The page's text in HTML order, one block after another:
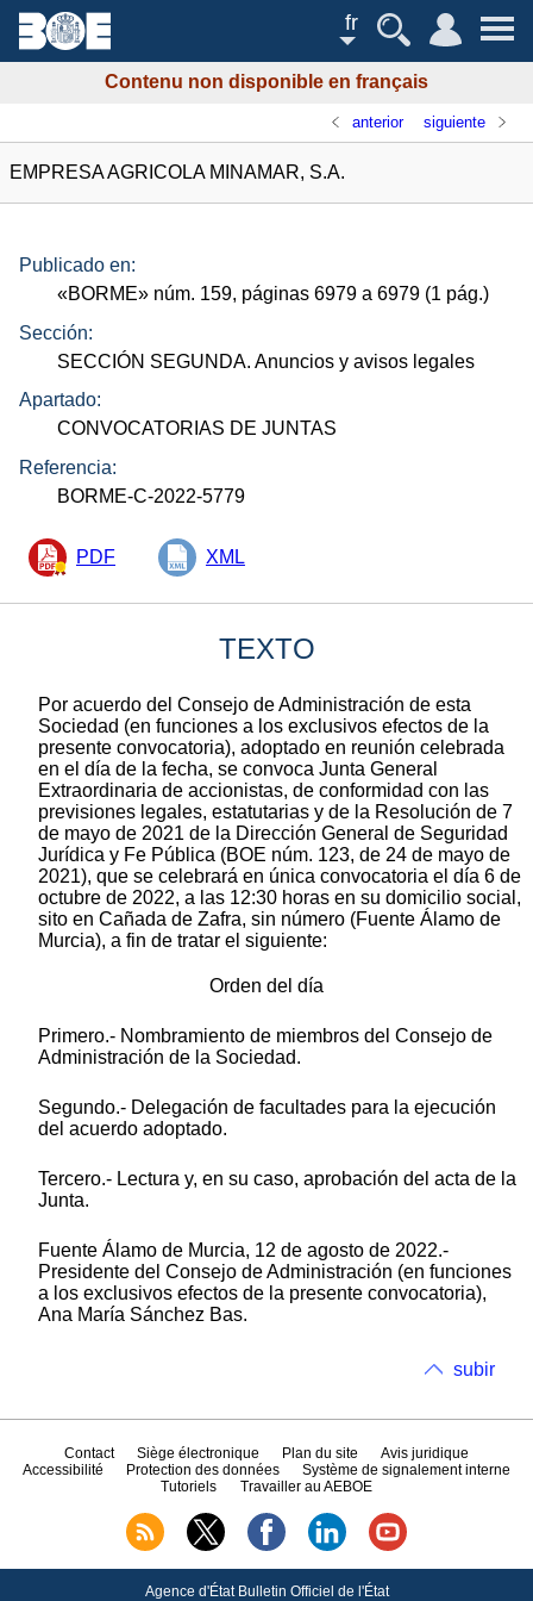
fr
Contenu non disponible en français
anterior siguiente
EMPRESA AGRICOLA MINAMAR, S.A.
Publicado en:
«BORME» núm. 159, páginas 6979 a 6979 (1 pág.)
Sección:
SECCIÓN SEGUNDA. Anuncios y avisos legales
Apartado:
CONVOCATORIAS DE JUNTAS
Referencia:
BORME-C-2022-5779
PDF XML
TEXTO
Por acuerdo del Consejo de Administración de esta
Sociedad (en funciones a los exclusivos efectos de la
presente convocatoria), adoptado en reunión celebrada
en el día de la fecha, se convoca Junta General
Extraordinaria de accionistas, de conformidad con las
previsiones legales, estatutarias y de la Resolución de 7
de mayo de 2021 de la Dirección General de Seguridad
Jurídica y Fe Pública (BOE núm. 123, de 24 de mayo de
2021), que se celebrará en única convocatoria el día 6 de
octubre de 2022, a las 12:30 horas en su domicilio social,
sito en Cañada de Zafra, sin número (Fuente Álamo de
Murcia), a fin de tratar el siguiente:
Orden del día
Primero.- Nombramiento de miembros del Consejo de
Administración de la Sociedad.
Segundo.- Delegación de facultades para la ejecución
del acuerdo adoptado.
Tercero.- Lectura y, en su caso, aprobación del acta de la
Junta.
Fuente Álamo de Murcia, 12 de agosto de 2022.-
Presidente del Consejo de Administración (en funciones
a los exclusivos efectos de la presente convocatoria),
Ana María Sánchez Bas.
subir
Contact Siège électronique Plan du site
Avis juridique
Accessibilité
Protection des données
Système de signalement interne
Tutoriels
Travailler au AEBOE
Agence d'État Bulletin Officiel de l'État